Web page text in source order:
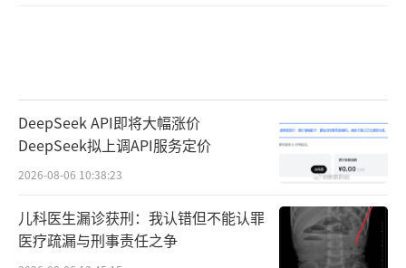
DeepSeek API即将大幅涨价
DeepSeek拟上调API服务定价
2026-08-06 10:38:23
儿科医生漏诊获刑：我认错但不能认罪
医疗疏漏与刑事责任之争